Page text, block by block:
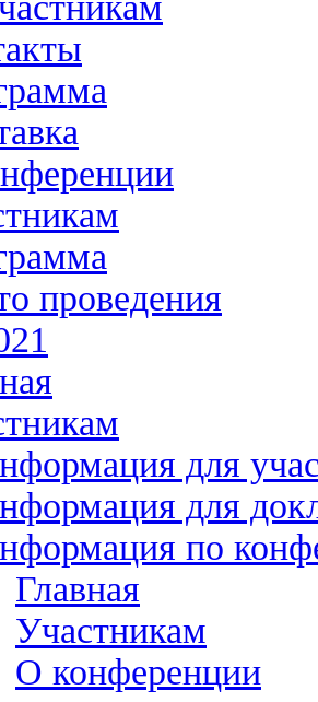
проведения
для
для
по
Главная
Участникам
О конференции